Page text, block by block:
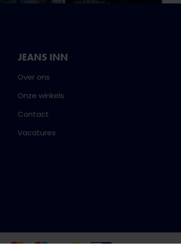
JEANS INN
Over ons
Onze winkels
Contact
Vacatures